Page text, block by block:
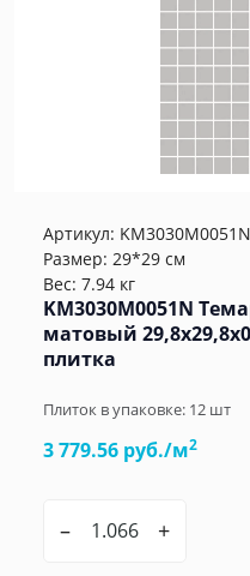
Артикул: KM3030M0051N
Размер: 29*29 см
Вес: 7.94 кг
KM3030M0051N
матовый
плитка
Плиток в упаковке: 12 шт
3 779.56 руб./м2
– +